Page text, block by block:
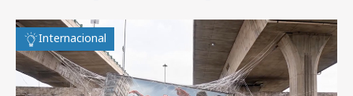
Internacional